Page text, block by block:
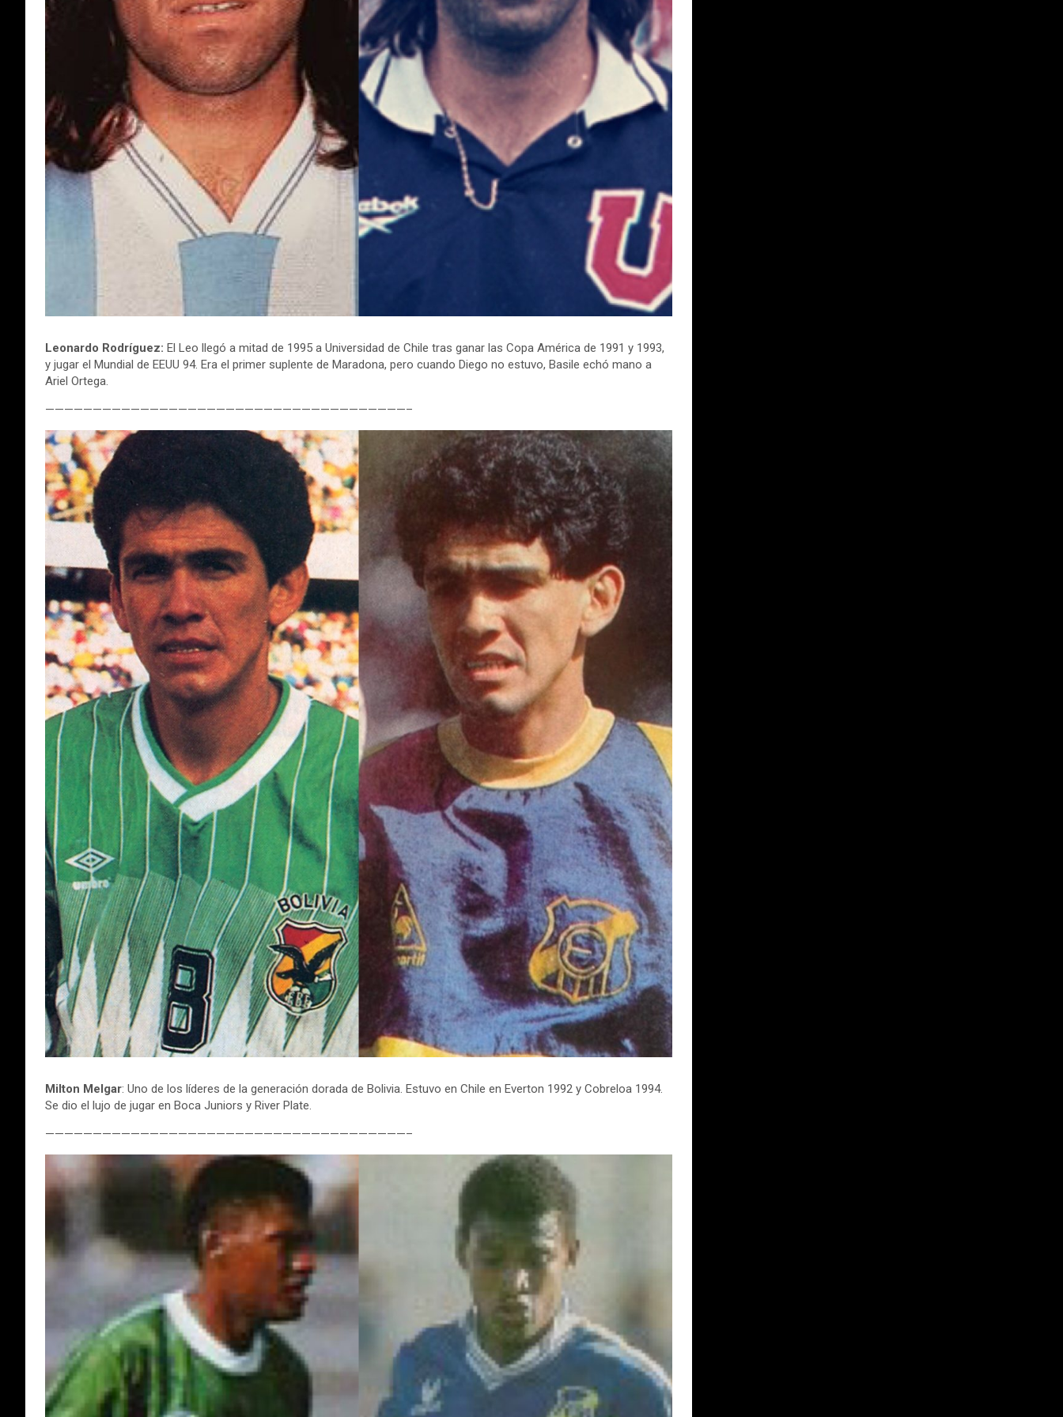
Leonardo Rodríguez: El Leo llegó a mitad de 1995 a Universidad de Chile tras ganar las Copa América de 1991 y 1993,
y jugar el Mundial de EEUU 94. Era el primer suplente de Maradona, pero cuando Diego no estuvo, Basile echó mano a
Ariel Ortega.
——————————————————————————————————————–
Milton Melgar: Uno de los líderes de la generación dorada de Bolivia. Estuvo en Chile en Everton 1992 y Cobreloa 1994.
Se dio el lujo de jugar en Boca Juniors y River Plate.
——————————————————————————————————————–